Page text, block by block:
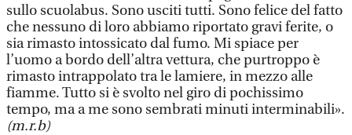
sullo scuolabus. Sono usciti tutti. Sono felice del fatto
che nessuno di loro abbiamo riportato gravi ferite, o
sia rimasto intossicato dal fumo. Mi spiace per
l’uomo a bordo dell’altra vettura, che purtroppo è
rimasto intrappolato tra le lamiere, in mezzo alle
fiamme. Tutto si è svolto nel giro di pochissimo
tempo, ma a me sono sembrati minuti interminabili».
(m.r.b)